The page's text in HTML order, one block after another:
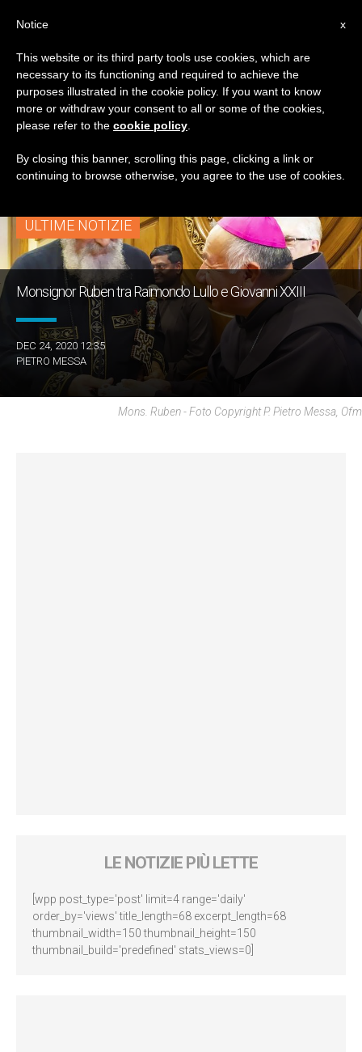
TAG
Posts Tagged ‘Mons.
Ruben’
ULTIME NOTIZIE
Monsignor Ruben tra Raimondo Lullo e Giovanni XXIII
DEC 24, 2020 12:35
PIETRO MESSA
Mons. Ruben - Foto Copyright P. Pietro Messa, Ofm
LE NOTIZIE PIÙ LETTE
[wpp post_type='post' limit=4 range='daily'
order_by='views' title_length=68 excerpt_length=68
thumbnail_width=150 thumbnail_height=150
thumbnail_build='predefined' stats_views=0]
x
Notice
This website or its third party tools use cookies, which are
necessary to its functioning and required to achieve the
purposes illustrated in the cookie policy. If you want to know
more or withdraw your consent to all or some of the cookies,
please refer to the cookie policy
By closing this banner, scrolling this page, clicking a link or
continuing to browse otherwise, you agree to the use of cookies.